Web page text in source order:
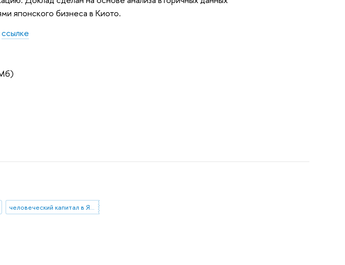
японского бизнеса в Киото.
ссылке
человеческий капитал в Японии